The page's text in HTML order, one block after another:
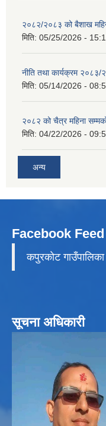
२०८२/२०८३ को बैशाख
मिति: 05/25/2026 -
नीति तथा कार्यक्रम २०८३/
मिति: 05/14/2026 -
२०८२ को चैत्र महिना
मिति: 04/22/2026 -
अन्य
Facebook Feed
कपुरकाेट
सूचना अधिकारी